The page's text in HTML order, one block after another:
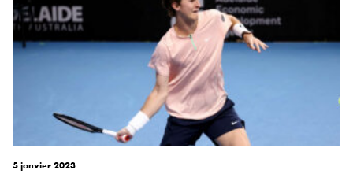
5 janvier 2023